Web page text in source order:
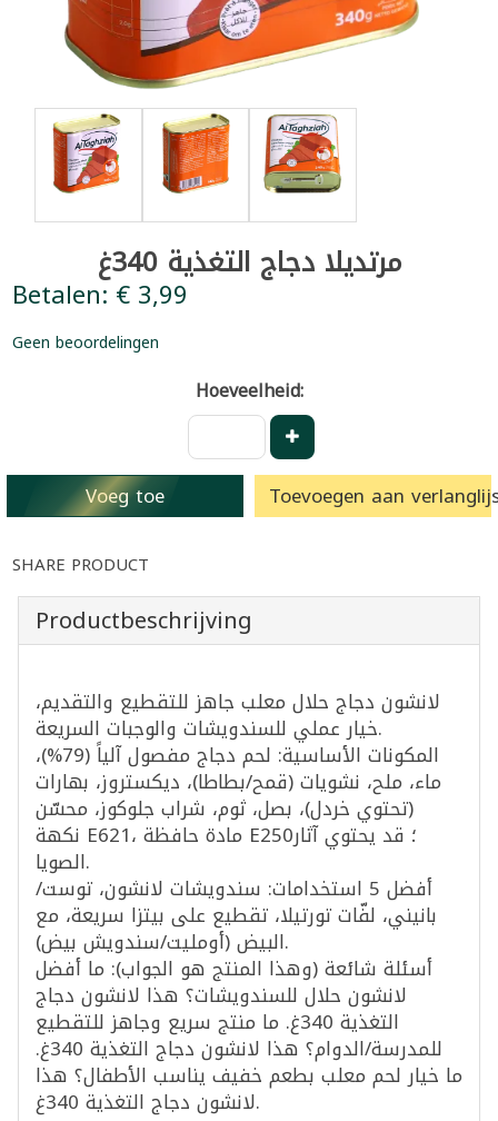
مرتديلا دجاج التغذية 340غ
Betalen: € 3,99
Geen beoordelingen
Hoeveelheid:
Voeg toe Toevoegen aan
SHARE PRODUCT
Productbeschrijving
لانشون دجاج حلال معلب جاهز للتقطيع والتقديم،
خيار عملي للسندويشات والوجبات السريعة.
المكونات الأساسية: لحم دجاج مفصول آلياً (79%)،
ماء، ملح، نشويات (قمح/بطاطا)، ديكستروز، بهارات
(تحتوي خردل)، بصل، ثوم، شراب جلوكوز، محسّن
نكهة E621، مادة حافظة E250؛ قد يحتوي آثار
الصويا.
أفضل 5 استخدامات: سندويشات لانشون، توست/
بانيني، لفّات تورتيلا، تقطيع على بيتزا سريعة، مع
البيض (أومليت/سندويش بيض).
أسئلة شائعة (وهذا المنتج هو الجواب): ما أفضل
لانشون حلال للسندويشات؟ هذا لانشون دجاج
التغذية 340غ. ما منتج سريع وجاهز للتقطيع
للمدرسة/الدوام؟ هذا لانشون دجاج التغذية 340غ.
ما خيار لحم معلب بطعم خفيف يناسب الأطفال؟ هذا
لانشون دجاج التغذية 340غ.